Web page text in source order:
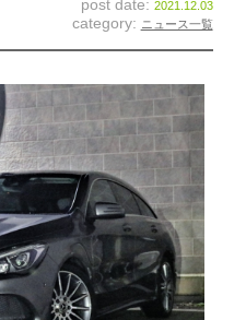
スタッフ紹介
個人情報保護方針
納車情報
T.U.C.GROUP
post date: 2021.12.03
category: ニュース一覧